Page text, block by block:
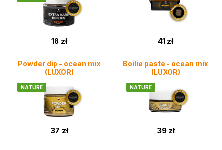
18 zł 41 zł
Powder dip - ocean mix
(LUXOR)
NATURE
37 zł
Boilie paste - ocean mix
(LUXOR)
NATURE
39 zł